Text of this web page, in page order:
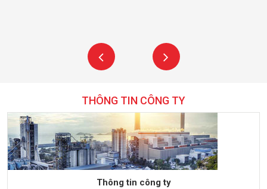
THÔNG TIN CÔNG TY
Thông tin công ty